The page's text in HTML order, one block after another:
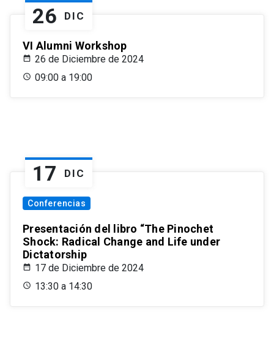
26 DIC
VI Alumni Workshop
26 de Diciembre de 2024
09:00 a 19:00
17 DIC
Conferencias
Presentación del libro “The Pinochet
Shock: Radical Change and Life under
Dictatorship
17 de Diciembre de 2024
13:30 a 14:30